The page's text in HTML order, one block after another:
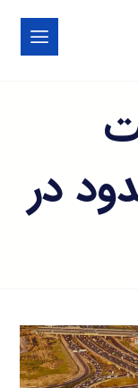
در